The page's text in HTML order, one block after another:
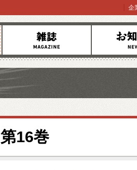
雑誌 お知らせ
企
第16巻